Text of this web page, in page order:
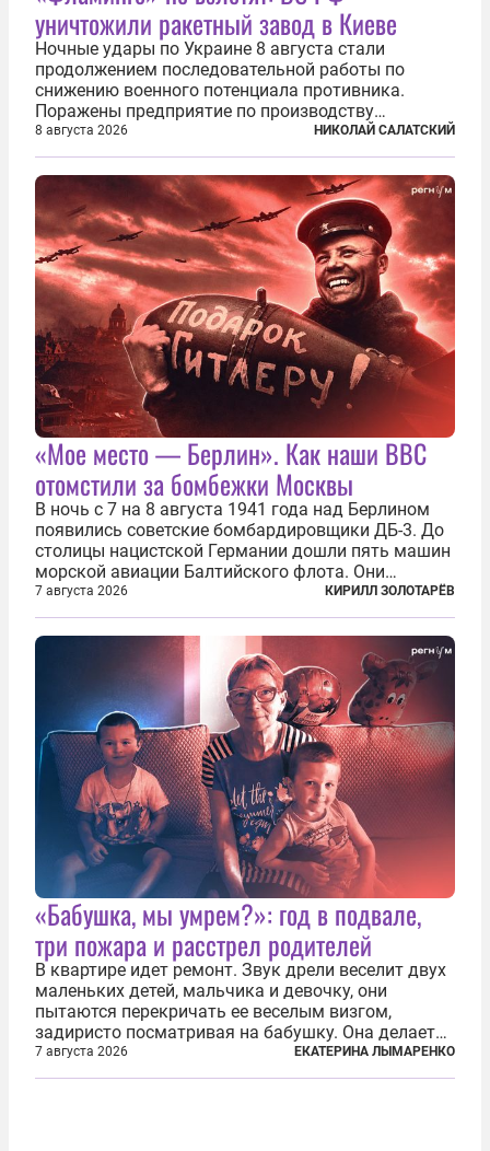
уничтожили ракетный завод в Киеве
Ночные удары по Украине 8 августа стали
продолжением последовательной работы по
снижению военного потенциала противника.
Поражены предприятие по производству
крылатых ракет, крупный склад топлива и два
сухогруза с военными грузами. Дополнительно
нанесены удары по объектам в ряде городов. В
Киеве...
8 августа 2026 НИКОЛАЙ САЛАТСКИЙ
«Мое место — Берлин». Как наши ВВС
отомстили за бомбежки Москвы
В ночь с 7 на 8 августа 1941 года над Берлином
появились советские бомбардировщики ДБ-3. До
столицы нацистской Германии дошли пять машин
морской авиации Балтийского флота. Они
сбросили бомбы на город, который в тот момент
жил в полной уверенности, что война идет где-то
далеко на востоке, Красная...
7 августа 2026 КИРИЛЛ ЗОЛОТАРЁВ
«Бабушка, мы умрем?»: год в подвале,
три пожара и расстрел родителей
В квартире идет ремонт. Звук дрели веселит двух
маленьких детей, мальчика и девочку, они
пытаются перекричать ее веселым визгом,
задиристо посматривая на бабушку. Она делает
им замечание, но внуки чувствуют, что она
сердится невсерьез. И это правда: дрель, конечно,
7 августа 2026 ЕКАТЕРИНА ЛЫМАРЕНКО